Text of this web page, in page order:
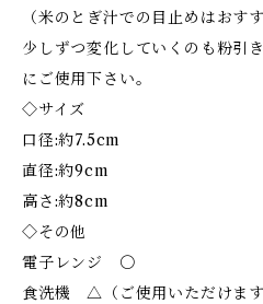
（米のとぎ汁での目止めはおす
少しずつ変化していくのも粉引
にご使用下さい。
◇サイズ
口径:約7.5cm
直径:約9cm
高さ:約8cm
◇その他
電子レンジ 〇
食洗機 △（ご使用いただけま